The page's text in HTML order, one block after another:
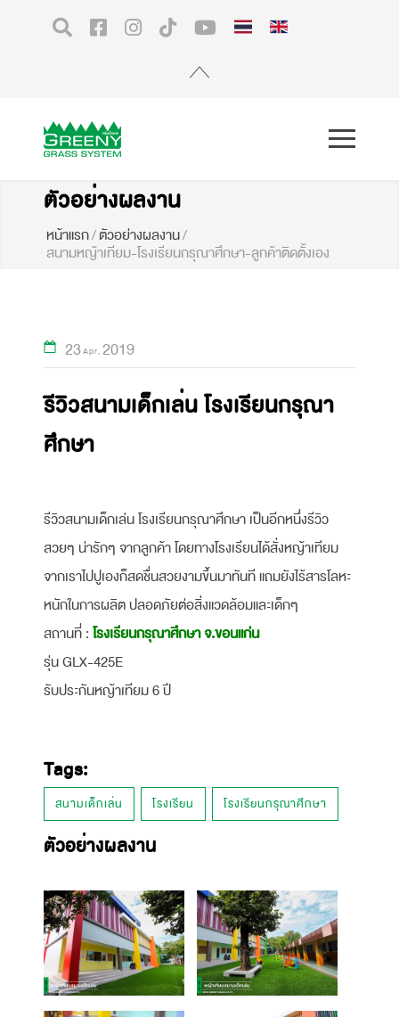
ตัวอย่างผลงาน
หน้าแรก/ตัวอย่างผลงาน/
สนามหญ้าเทียม-โรงเรียนกรุณาศึกษา-ลูกค้าติดตั้งเอง
23Apr 2019
รีวิวสนามเด็กเล่น โรงเรียนกรุณา
ศึกษา
รีวิวสนามเด็กเล่น โรงเรียนกรุณาศึกษา เป็นอีกหนึ่งรีวิว
สวยๆ น่ารักๆ จากลูกค้า โดยทางโรงเรียนได้สั่งหญ้าเทียม
จากเราไปปูเองก็สดชื่นสวยงามขึ้นมาทันที แถมยังไร้สารโลหะ
หนักในการผลิต ปลอดภัยต่อสิ่งแวดล้อมและเด็กๆ
สถานที่ : โรงเรียนกรุณาศึกษา จ.ขอนแก่น
รุ่น GLX-425E
รับประกันหญ้าเทียม 6 ปี
Tags:
สนามเด็กเล่น โรงเรียน โรงเรียนกรุณาศึกษา
ตัวอย่างผลงาน